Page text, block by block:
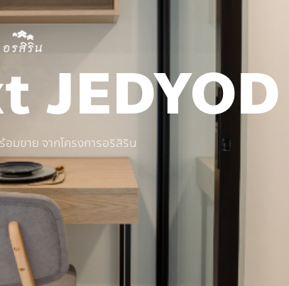
JEDYOD
มขาย จากโครงการอริสิริน